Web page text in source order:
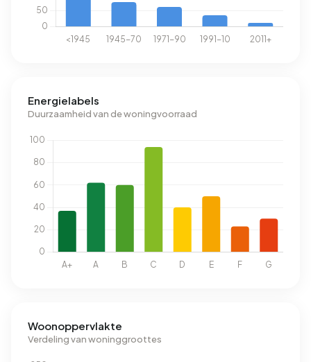
Energielabels
Duurzaamheid van de woningvoorraad
Woonoppervlakte
Verdeling van woninggroottes